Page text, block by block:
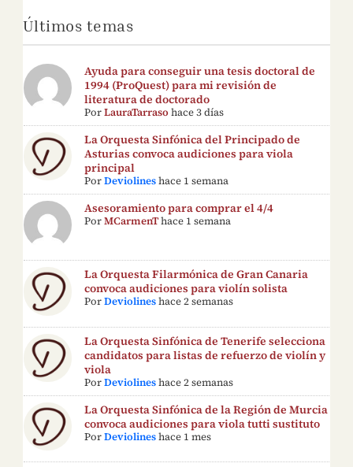
Últimos temas
Ayuda para conseguir una tesis doctoral de
1994 (ProQuest) para mi revisión de
literatura de doctorado
PorLauraTarraso hace 3 días
La Orquesta Sinfónica del Principado de
Asturias convoca audiciones para viola
principal
PorDeviolines hace 1 semana
Asesoramiento para comprar el 4/4
PorMCarmenThace 1 semana
La Orquesta Filarmónica de Gran Canaria
convoca audiciones para violín solista
PorDeviolines hace 2 semanas
La Orquesta Sinfónica de Tenerife selecciona
candidatos para listas de refuerzo de violín y
viola
PorDeviolines hace 2 semanas
La Orquesta Sinfónica de la Región de Murcia
convoca audiciones para viola tutti sustituto
PorDeviolines hace 1 mes